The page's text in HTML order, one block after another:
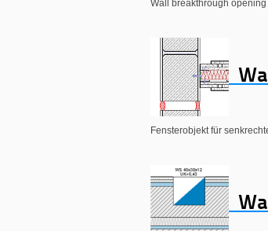
Wall breakthrough
Fensterobjekt für